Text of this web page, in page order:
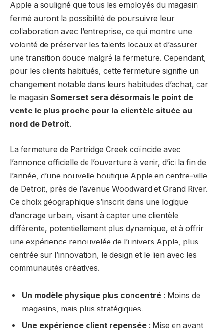
Apple a souligné que tous les employés du magasin
fermé auront la possibilité de poursuivre leur
collaboration avec l’entreprise, ce qui montre une
volonté de préserver les talents locaux et d’assurer
une transition douce malgré la fermeture. Cependant,
pour les clients habitués, cette fermeture signifie un
changement notable dans leurs habitudes d’achat, car
le magasin Somerset sera désormais le point de
vente le plus proche pour la clientèle située au
nord de Detroit.
La fermeture de Partridge Creek coïncide avec
l’annonce officielle de l’ouverture à venir, d’ici la fin de
l’année, d’une nouvelle boutique Apple en centre-ville
de Detroit, près de l’avenue Woodward et Grand River.
Ce choix géographique s’inscrit dans une logique
d’ancrage urbain, visant à capter une clientèle
différente, potentiellement plus dynamique, et à offrir
une expérience renouvelée de l’univers Apple, plus
centrée sur l’innovation, le design et le lien avec les
communautés créatives.
Un modèle physique plus concentré : Moins de
magasins, mais plus stratégiques.
Une expérience client repensée : Mise en avant